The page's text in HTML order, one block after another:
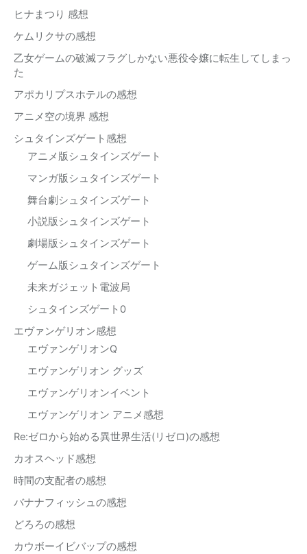
ヒナまつり 感想
ケムリクサの感想
乙女ゲームの破滅フラグしかない悪役令嬢に転生してしまっ
た
アポカリプスホテルの感想
アニメ空の境界 感想
シュタインズゲート感想
アニメ版シュタインズゲート
マンガ版シュタインズゲート
舞台劇シュタインズゲート
小説版シュタインズゲート
劇場版シュタインズゲート
ゲーム版シュタインズゲート
未来ガジェット電波局
シュタインズゲート0
エヴァンゲリオン感想
エヴァンゲリオンQ
エヴァンゲリオン グッズ
エヴァンゲリオンイベント
エヴァンゲリオン アニメ感想
Re:ゼロから始める異世界生活(リゼロ)の感想
カオスヘッド感想
時間の支配者の感想
バナナフィッシュの感想
どろろの感想
カウボーイビバップの感想